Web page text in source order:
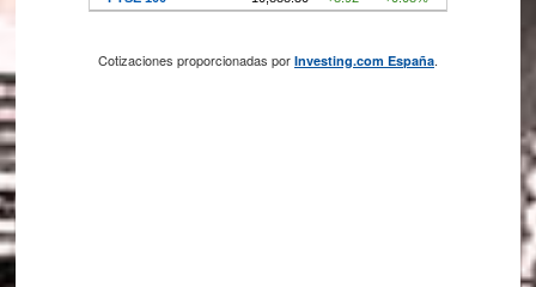
Cotizaciones proporcionadas por Investing.com España.